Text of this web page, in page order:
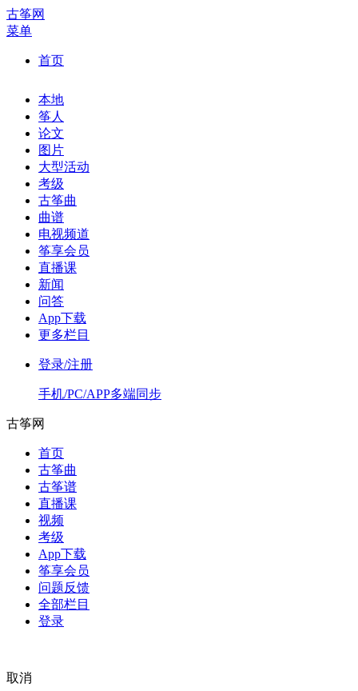
古筝网
菜单
首页
本地
筝人
论文
图片
大型活动
考级
古筝曲
曲谱
电视频道
筝享会员
直播课
新闻
问答
App下载
更多栏目
登录/注册
手机/PC/APP多端同步
古筝网
首页
古筝曲
古筝谱
直播课
视频
考级
App下载
筝享会员
问题反馈
全部栏目
登录
取消